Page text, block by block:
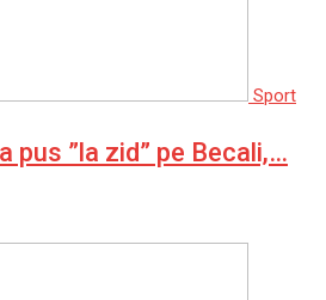
Sport
pus ”la zid” pe Becali,…